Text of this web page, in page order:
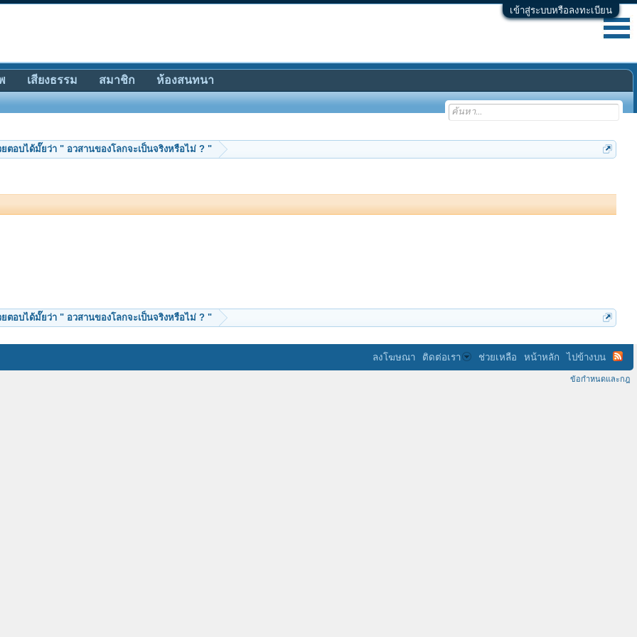
เข้าสู่ระบบหรือลงทะเบียน
ยตอบได้มั๊ยว่า " อวสานของโลกจะเป็นจริงหรือไม่ ? "
ยตอบได้มั๊ยว่า " อวสานของโลกจะเป็นจริงหรือไม่ ? "
เสียงธรรม สมาชิก ห้องสนทนา
ลงโฆษณา ติดต่อเรา ช่วยเหลือ หน้าหลัก ไปข้างบน
ข้อกำหนดและกฎ